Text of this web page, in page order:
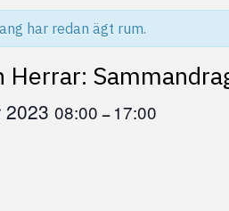
har redan ägt rum.
Herrar:
2023 08:00– 17:00